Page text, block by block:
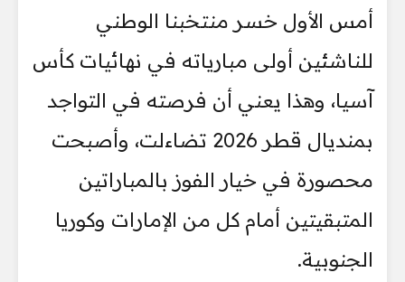
أمس الأول خسر منتخبنا الوطني
للناشئين أولى مبارياته في نهائيات كأس
آسيا، وهذا يعني أن فرصته في التواجد
بمنديال قطر 2026 تضاءلت، وأصبحت
محصورة في خيار الفوز بالمباراتين
المتبقيتين أمام كل من الإمارات وكوريا
الجنوبية.